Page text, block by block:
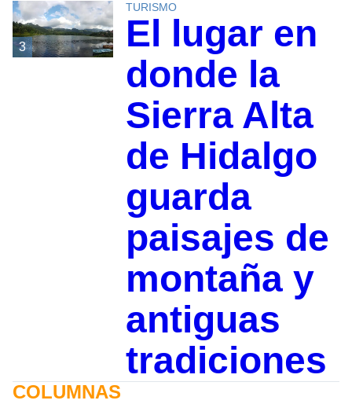
3
TURISMO
El lugar en
donde la
Sierra Alta
de Hidalgo
guarda
paisajes de
montaña y
antiguas
tradiciones
COLUMNAS